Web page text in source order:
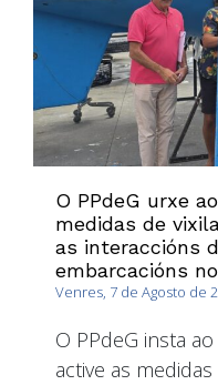
O PPdeG urxe
medidas de
as interaccións
embarcacións
Venres, 7 de Agosto de
O PPdeG insta
active as